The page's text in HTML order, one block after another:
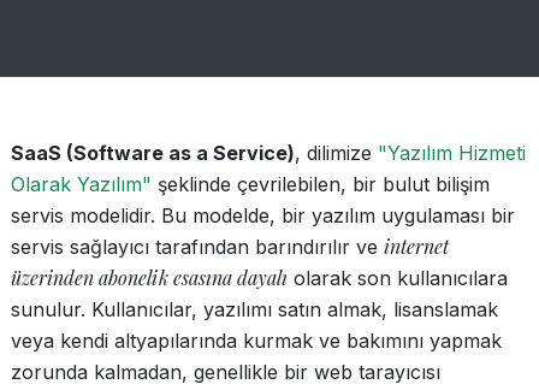
SaaS (Software as a Service), dilimize "Yazılım Hizmeti
Olarak Yazılım" şeklinde çevrilebilen, bir bulut bilişim
servis modelidir. Bu modelde, bir yazılım uygulaması bir
servis sağlayıcı tarafından barındırılır ve internet
üzerinden abonelik esasına dayalı olarak son kullanıcılara
sunulur. Kullanıcılar, yazılımı satın almak, lisanslamak
veya kendi altyapılarında kurmak ve bakımını yapmak
zorunda kalmadan, genellikle bir web tarayıcısı